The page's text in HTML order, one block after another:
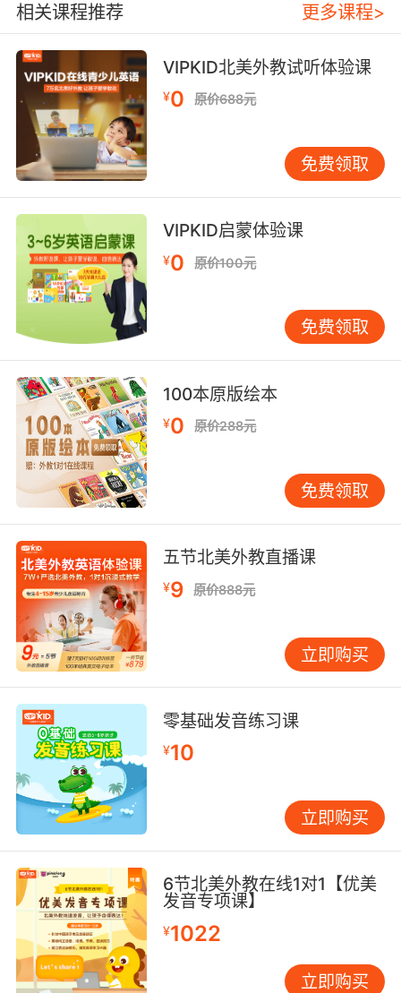
相关课程推荐 更多课程>
VIPKID北美外教试听体验课
¥0 原价688元
免费领取
VIPKID启蒙体验课
¥0 原价100元
免费领取
100本原版绘本
¥0 原价288元
免费领取
五节北美外教直播课
¥9 原价888元
立即购买
零基础发音练习课
¥10
立即购买
6节北美外教在线1对1【优美
发音专项课】
¥1022
立即购买